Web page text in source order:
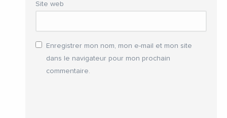
Site web
Enregistrer mon nom, mon e-mail et mon site
dans le navigateur pour mon prochain
commentaire.